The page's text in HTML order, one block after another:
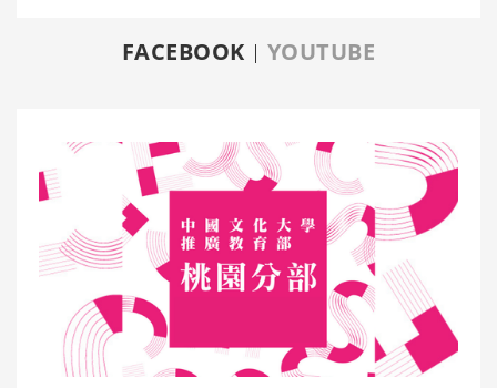
FACEBOOK YOUTUBE